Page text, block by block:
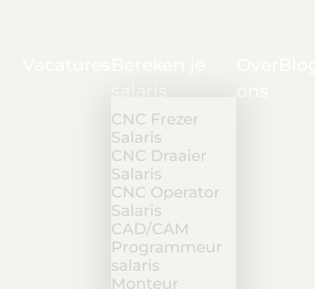
CNC Frezer
Salaris
CNC Draaier
Salaris
CNC Operator
Salaris
CAD/CAM
Programmeur
salaris
Monteur